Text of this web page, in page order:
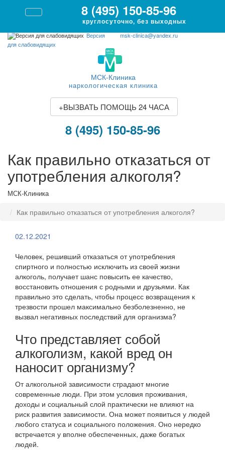
8 (495) 150-85-96
круглосуточно, без выходных
Версия
для слабовидящих
msk-clinica@yandex.ru
МСК-Клиника
наркологическая клиника
+ВЫЗВАТЬ ПОМОЩЬ 24 ЧАСА
8 (495) 150-85-96
Как правильно отказаться от
употребления алкоголя?
МСК-Клиника
Как правильно отказаться от употребления алкоголя?
02.12.2021
Человек, решивший отказаться от употребления
спиртного и полностью исключить из своей жизни
алкоголь, получает шанс повысить ее качество,
восстановить отношения с родными и друзьями. Как
правильно это сделать, чтобы процесс возвращения к
трезвости прошел максимально безболезненно, не
вызвал негативных последствий для организма?
Что представляет собой
алкоголизм, какой вред он
наносит организму?
От алкогольной зависимости страдают многие
современные люди. При этом условия проживания,
доходы и социальный слой практически не влияют на
риск развития зависимости. Она может появиться у людей
любого статуса и социального положения. Оно нередко
встречается у вполне обеспеченных, даже богатых
людей.